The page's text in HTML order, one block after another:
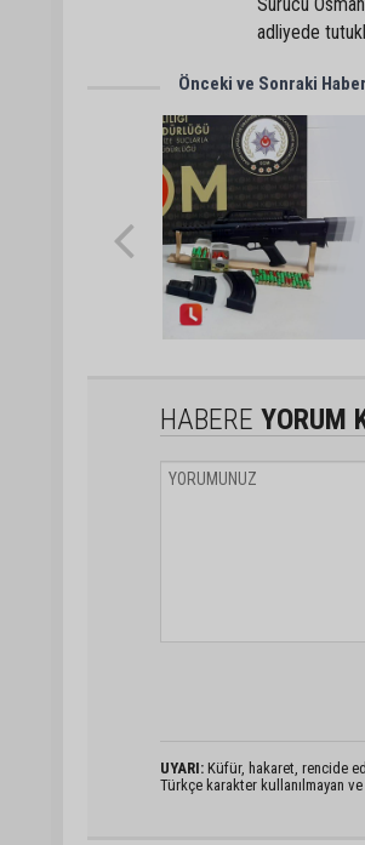
adliyede
Önceki ve Sonraki
HABERE YORUM
UYARI: Küfür, hakaret, rencide
Türkçe karakter kullanılmayan